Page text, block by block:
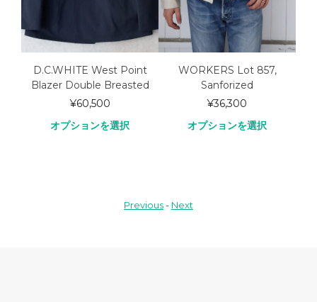
D.C.WHITE West Point
Blazer Double Breasted
¥60,500
オプションを選択
WORKERS Lot 857,
Sanforized
¥36,300
オプションを選択
Previous- Next